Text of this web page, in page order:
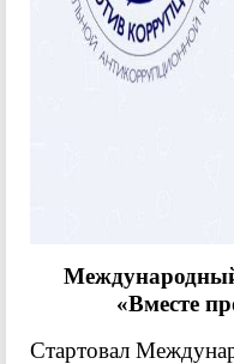
«Вместе
Стартовал